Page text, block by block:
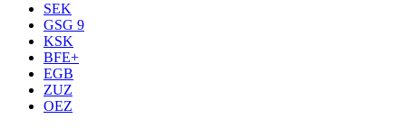
SEK
GSG 9
KSK
BFE+
EGB
ZUZ
OEZ